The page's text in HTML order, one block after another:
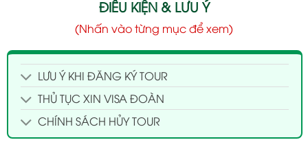
ĐIỀU KIỆN & LƯU Ý
(Nhấn vào từng mục để xem)
LƯU Ý KHI ĐĂNG KÝ TOUR
THỦ TỤC XIN VISA ĐOÀN
CHÍNH SÁCH HỦY TOUR